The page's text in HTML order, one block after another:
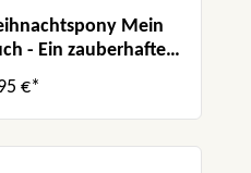
Mein
- Ein zauberhafter
€*